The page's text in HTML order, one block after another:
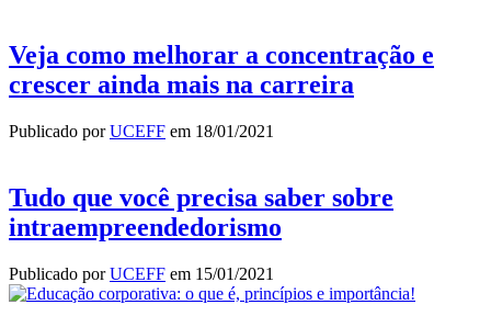
Veja como melhorar a concentração e
crescer ainda mais na carreira
Publicado porUCEFF em 18/01/2021
Tudo que você precisa saber sobre
intraempreendedorismo
Publicado porUCEFF em 15/01/2021